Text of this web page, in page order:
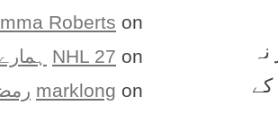
کے
Roberts on
NHL 27 on
marklong on